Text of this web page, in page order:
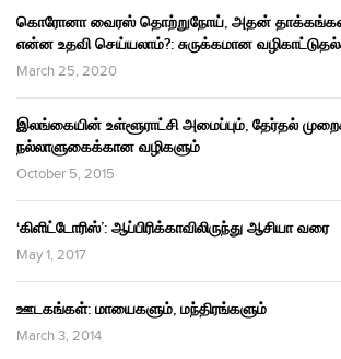
கொரோனா வைரஸ் தொற்றுநோய், அதன்
என்ன உதவி செய்யலாம்?: சுருக்கமான
March 25, 2020
இலங்கையின் உள்ளூராட்சி அமைப்பும், தேர்தல்
நல்லாளுகைக்கான வழிகளும்
October 5, 2015
‘கிளிட்டோரிஸ்’: ஆப்பிரிக்காவிலிருந்து ஆசியா வரை
May 1, 2017
ஊடகங்கள்: மாயைகளும், மந்திரங்களும்
March 3, 2014